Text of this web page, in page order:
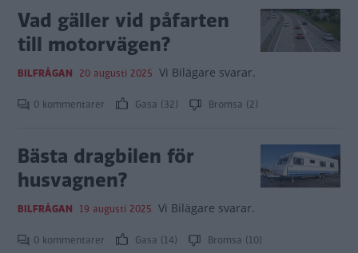
Vad gäller vid påfarten
till motorvägen?
BILFRÅGAN 20 augusti 2025 Vi Bilägare svarar.
0 kommentarer Gasa (32) Bromsa (2)
Bästa dragbilen för
husvagnen?
BILFRÅGAN 19 augusti 2025 Vi Bilägare svarar.
0 kommentarer Gasa (14) Bromsa (10)